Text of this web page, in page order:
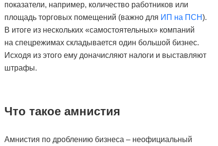
показатели, например, количество работников или
площадь торговых помещений (важно для ИП на ПСН).
В итоге из нескольких «самостоятельных» компаний
на спецрежимах складывается один большой бизнес.
Исходя из этого ему доначисляют налоги и выставляют
штрафы.
Что такое амнистия
Амнистия по дроблению бизнеса – неофициальный